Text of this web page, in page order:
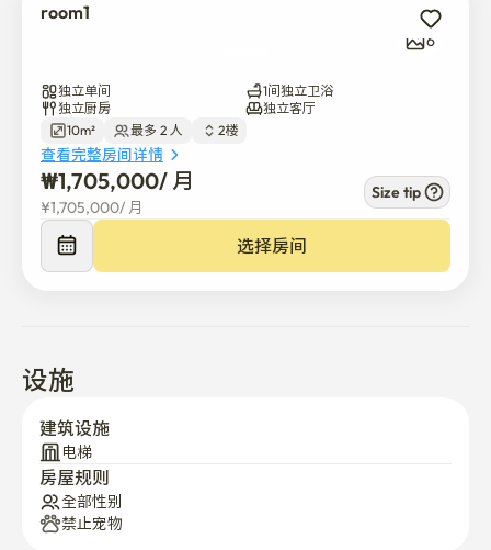
附近设施
- 大楼内的咖啡馆和便利店
- 投币洗衣房:步行5分钟
- 时代广场:步行10分钟，家庭旅馆:步行10分钟，好市多:乘
公交5分钟
入住时间:下午4点，退房时间:上午11点
- 床
- 电加热垫
- 锅炉
- 窗帘
- 投影仪（奈飞）
- 电源插座
room1
6
独立单间
1间独立卫浴
独立厨房
独立客厅
10m²
最多 2 人 2楼
查看完整房间详情
₩1,705,000/ 月
¥1,705,000/ 月
Size tip
选择房间
设施
建筑设施
电梯
房屋规则
全部性别
禁止宠物